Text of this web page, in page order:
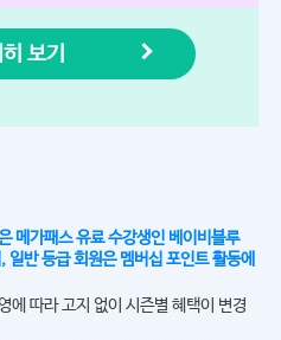
보기
메가패스 유료 수강생인 베이비블루
반 등급 회원은 멤버십 포인트 활동에
에 따라 고지 없이 시즌별 혜택이 변경